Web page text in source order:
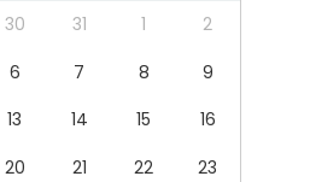
pysyvä näyttely ovat
30 31 1
2
6 7 8
9
13 14 15
16
20 21 22
23